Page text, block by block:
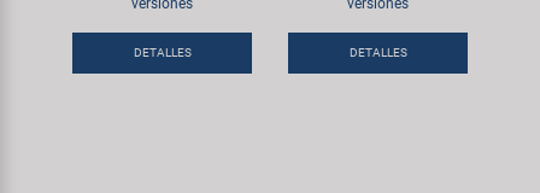
DETALLES DETALLES